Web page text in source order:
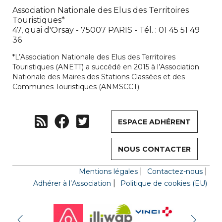
Association Nationale des Elus des Territoires
Touristiques*
47, quai d'Orsay - 75007 PARIS - Tél. : 01 45 51 49
36
*L’Association Nationale des Elus des Territoires
Touristiques (ANETT) a succédé en 2015 à l’Association
Nationale des Maires des Stations Classées et des
Communes Touristiques (ANMSCCT).
ESPACE ADHÉRENT
NOUS CONTACTER
Mentions légales
Contactez-nous
Adhérer à l’Association
Politique de cookies (EU)